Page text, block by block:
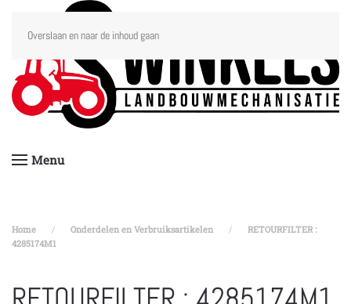
Overslaan en naar de inhoud gaan
Menu
Home Onderdelen en Verbruiksartikelen
RETOURFILTER :
4285174M1